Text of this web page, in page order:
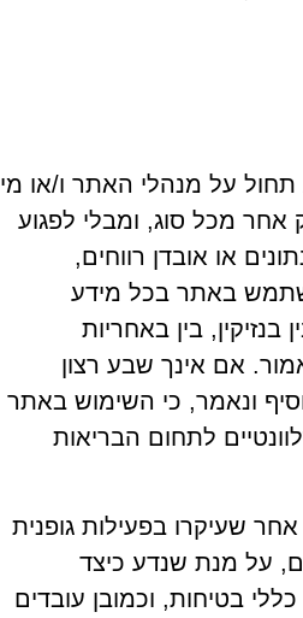
על מנהלי האתר ו/או מי
אחר מכל סוג, ומבלי לפגוע
או אובדן רווחים,
באתר בכל מידע
בין באחריות
אם אינך שבע רצון
ונאמר, כי השימוש באתר
לתחום הבריאות
שעיקרו בפעילות גופנית
על מנת שנדע כיצד
בטיחות, וכמובן עובדים